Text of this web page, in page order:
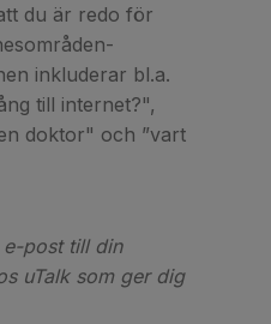
du är redo för
inkluderar bl.a.
till internet?",
doktor" och ”vart
e-post till din
uTalk som ger dig